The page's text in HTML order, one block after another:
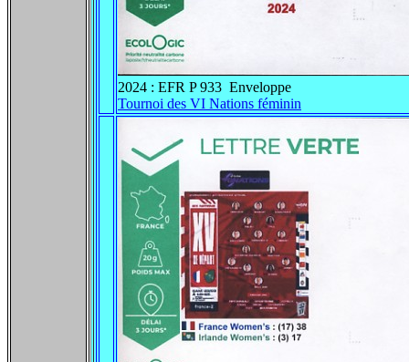
2024 : EFR P 933 Enveloppe
Tournoi des VI Nations féminin